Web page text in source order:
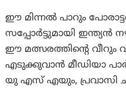
ഈ മിന്നൽ പാറും
സപ്പോർട്ടുമായി
ഈ മത്സരത്തിന്റെ വീറും
എടുക്കുവാൻ മീഡിയാ
യു എസ് എയും,